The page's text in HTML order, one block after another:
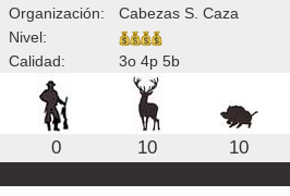
Organización:
Cabezas S. Caza
Nivel:
Calidad:
3o 4p 5b
0 10 10